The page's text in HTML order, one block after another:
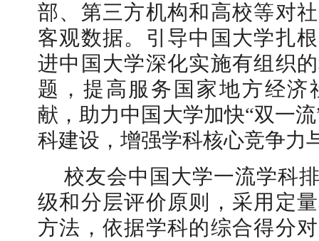
部、第三方机构和高校等对
客观数据。引导中国大学扎
进中国大学深化实施有组织
题，提高服务国家地方经济
献，助力中国大学加快“双一
科建设，增强学科核心竞争力
校友会中国大学一流学科
级和分层评价原则，采用定
方法，依据学科的综合得分